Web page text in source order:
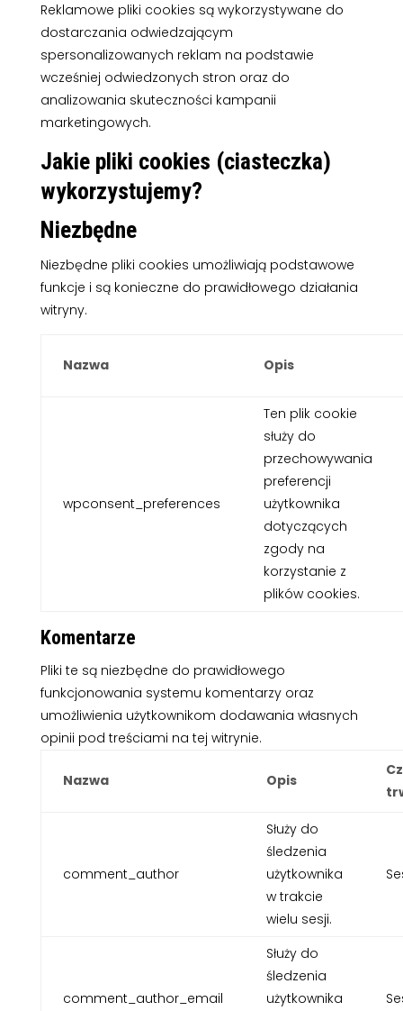
Reklamowe pliki cookies są wykorzystywane do
dostarczania odwiedzającym
spersonalizowanych reklam na podstawie
wcześniej odwiedzonych stron oraz do
analizowania skuteczności kampanii
marketingowych.
Jakie pliki cookies (ciasteczka)
wykorzystujemy?
Niezbędne
Niezbędne pliki cookies umożliwiają podstawowe
funkcje i są konieczne do prawidłowego działania
witryny.
Nazwa Opis
wpconsent_preferences
Ten plik cookie
służy do
przechowywania
preferencji
użytkownika
dotyczących
zgody na
korzystanie z
plików cookies.
Komentarze
Pliki te są niezbędne do prawidłowego
funkcjonowania systemu komentarzy oraz
umożliwienia użytkownikom dodawania własnych
opinii pod treściami na tej witrynie.
Nazwa Opis
comment_author
Służy do
śledzenia
użytkownika
w trakcie
wielu sesji.
comment_author_email
Służy do
śledzenia
użytkownika